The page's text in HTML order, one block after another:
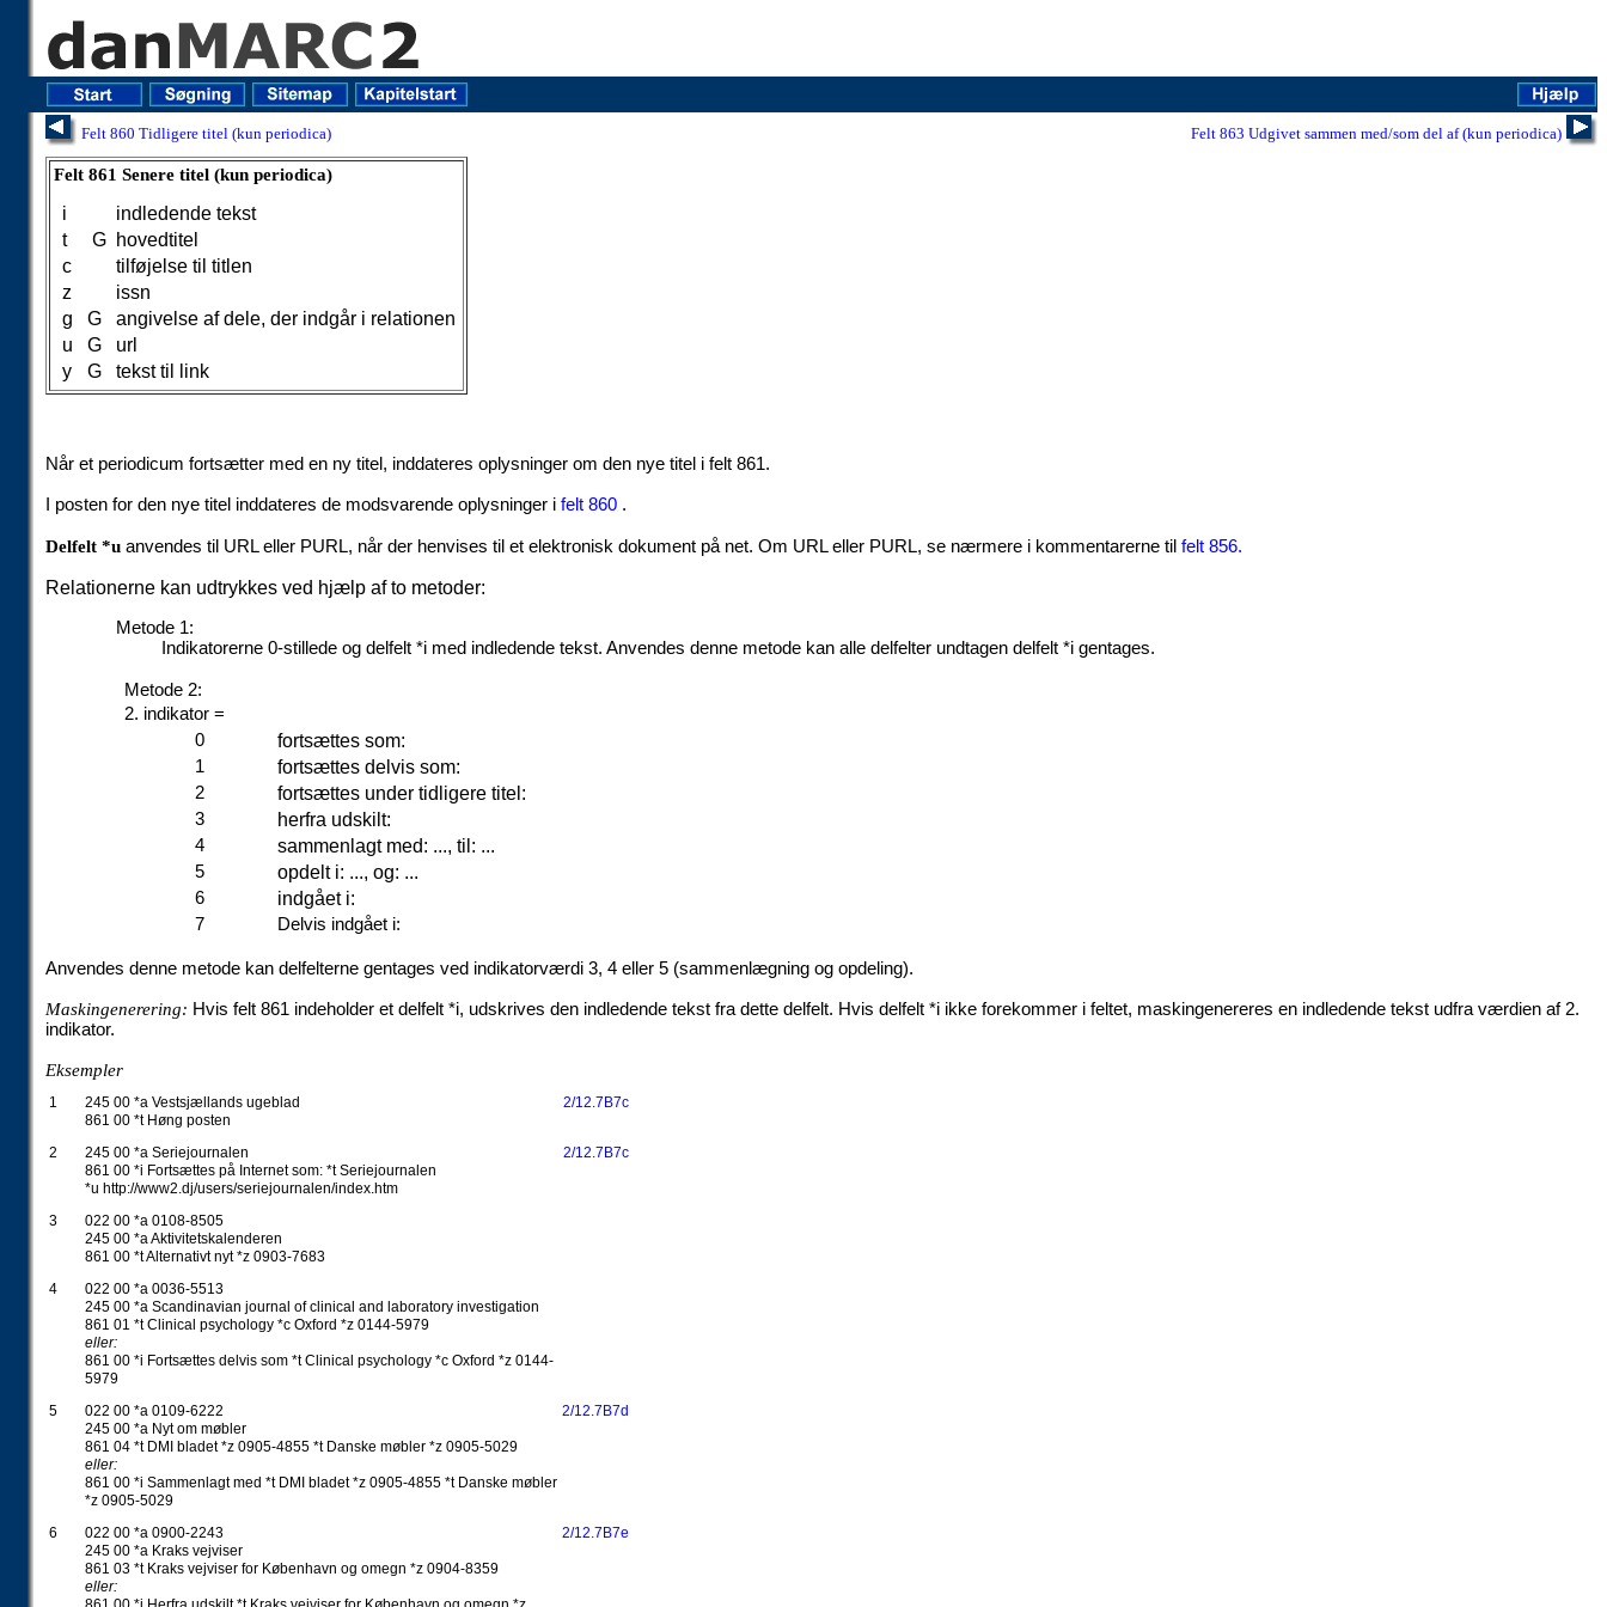
Felt 860 Tidligere titel (kun periodica) Felt 863 Udgivet sammen med/som del af (kun periodica)
Felt 861 Senere titel (kun periodica)
i
indledende tekst
t
G hovedtitel
c
tilføjelse til titlen
z
issn
g
G
angivelse af dele, der indgår i relationen
u
G
url
y
G tekst til link
Når et periodicum fortsætter med en ny titel, inddateres oplysninger om den nye titel i felt 861.
I posten for den nye titel inddateres de modsvarende oplysninger i felt 860 .
Delfelt *u anvendes til URL eller PURL, når der henvises til et elektronisk dokument på net. Om URL eller PURL, se nærmere i kommentarerne til felt 856.
Relationerne kan udtrykkes ved hjælp af to metoder:
Metode 1:
Indikatorerne 0-stillede og delfelt *i med indledende tekst. Anvendes denne metode kan alle delfelter undtagen delfelt *i gentages.
Metode 2:
2. indikator =
0
fortsættes som:
1 fortsættes delvis som:
2 fortsættes under tidligere titel:
3 herfra udskilt:
4 sammenlagt med: ..., til: ...
5 opdelt i: ..., og: ...
6 indgået i:
7 Delvis indgået i:
Anvendes denne metode kan delfelterne gentages ved indikatorværdi 3, 4 eller 5 (sammenlægning og opdeling).
Maskingenerering: Hvis felt 861 indeholder et delfelt *i, udskrives den indledende tekst fra dette delfelt. Hvis delfelt *i ikke forekommer i feltet, maskingenereres en indledende tekst udfra værdien af 2.
indikator.
Eksempler
1
245 00 *a Vestsjællands ugeblad
861 00 *t Høng posten
2/12.7B7c
2
245 00 *a Seriejournalen
861 00 *i Fortsættes på Internet som: *t Seriejournalen
*u http://www2.dj/users/seriejournalen/index.htm
2/12.7B7c
3
022 00 *a 0108-8505
245 00 *a Aktivitetskalenderen
861 00 *t Alternativt nyt *z 0903-7683
4
022 00 *a 0036-5513
245 00 *a Scandinavian journal of clinical and laboratory investigation
861 01 *t Clinical psychology *c Oxford *z 0144-5979
eller:
861 00 *i Fortsættes delvis som *t Clinical psychology *c Oxford *z 0144-
5979
5
022 00 *a 0109-6222
245 00 *a Nyt om møbler
861 04 *t DMI bladet *z 0905-4855 *t Danske møbler *z 0905-5029
eller:
861 00 *i Sammenlagt med *t DMI bladet *z 0905-4855 *t Danske møbler
*z 0905-5029
2/12.7B7d
6
022 00 *a 0900-2243
245 00 *a Kraks vejviser
861 03 *t Kraks vejviser for København og omegn *z 0904-8359
eller:
2/12.7B7e